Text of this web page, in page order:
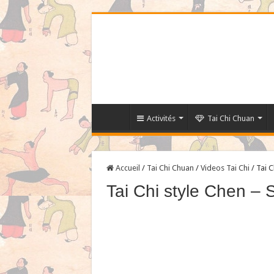
Activités Tai Chi Chuan
Accueil / Tai Chi Chuan / Videos Tai Chi / Tai
Tai Chi style Chen –